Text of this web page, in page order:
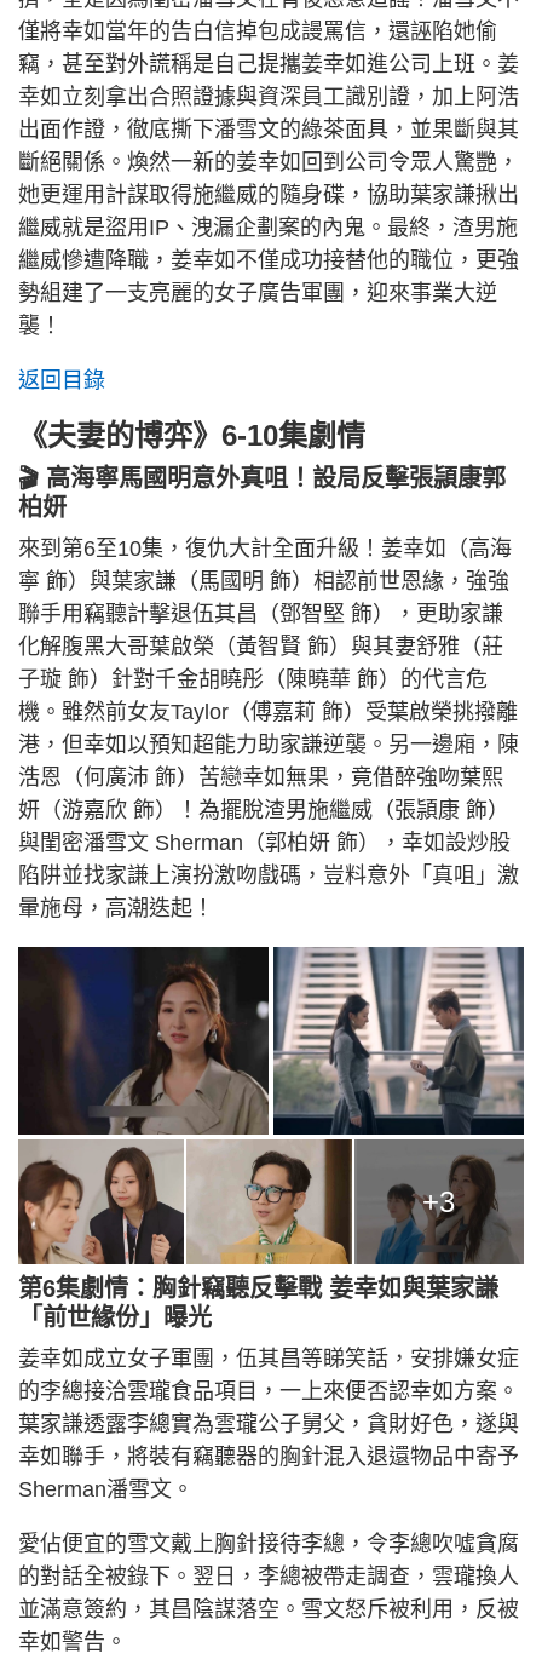
僅將幸如當年的告白信掉包成謾罵信，還誣陷她偷
竊，甚至對外謊稱是自己提攜姜幸如進公司上班。姜
幸如立刻拿出合照證據與資深員工識別證，加上阿浩
出面作證，徹底撕下潘雪文的綠茶面具，並果斷與其
斷絕關係。煥然一新的姜幸如回到公司令眾人驚艷，
她更運用計謀取得施繼威的隨身碟，協助葉家謙揪出
繼威就是盜用IP、洩漏企劃案的內鬼。最終，渣男施
繼威慘遭降職，姜幸如不僅成功接替他的職位，更強
勢組建了一支亮麗的女子廣告軍團，迎來事業大逆
襲！
返回目錄
《夫妻的博弈》6-10集劇情
🎬 高海寧馬國明意外真咀！設局反擊張頴康郭
柏妍
來到第6至10集，復仇大計全面升級！姜幸如（高海
寧 飾）與葉家謙（馬國明 飾）相認前世恩緣，強強
聯手用竊聽計擊退伍其昌（鄧智堅 飾），更助家謙
化解腹黑大哥葉啟榮（黃智賢 飾）與其妻舒雅（莊
子璇 飾）針對千金胡曉彤（陳曉華 飾）的代言危
機。雖然前女友Taylor（傅嘉莉 飾）受葉啟榮挑撥離
港，但幸如以預知超能力助家謙逆襲。另一邊廂，陳
浩恩（何廣沛 飾）苦戀幸如無果，竟借醉強吻葉熙
妍（游嘉欣 飾）！為擺脫渣男施繼威（張頴康 飾）
與閨密潘雪文 Sherman（郭柏妍 飾），幸如設炒股
陷阱並找家謙上演扮激吻戲碼，豈料意外「真咀」激
暈施母，高潮迭起！
+3
第6集劇情：胸針竊聽反擊戰 姜幸如與葉家謙
「前世緣份」曝光
姜幸如成立女子軍團，伍其昌等睇笑話，安排嫌女症
的李總接洽雲瓏食品項目，一上來便否認幸如方案。
葉家謙透露李總實為雲瓏公子舅父，貪財好色，遂與
幸如聯手，將裝有竊聽器的胸針混入退還物品中寄予
Sherman潘雪文。
愛佔便宜的雪文戴上胸針接待李總，令李總吹噓貪腐
的對話全被錄下。翌日，李總被帶走調查，雲瓏換人
並滿意簽約，其昌陰謀落空。雪文怒斥被利用，反被
幸如警告。